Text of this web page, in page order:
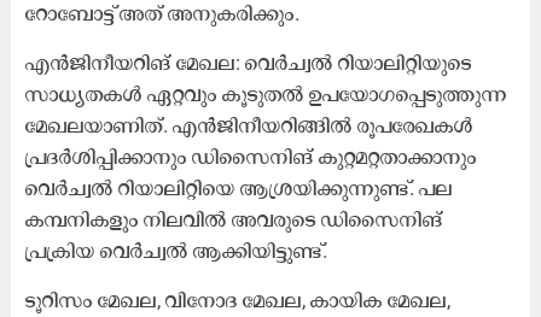
റോബോട്ട് അത് അനുകരിക്കും.
എൻജിനീയറിങ് മേഖല: വെർച്വൽ റിയാലിറ്റിയുടെ
സാധ്യതകൾ ഏറ്റവും കൂടുതൽ ഉപയോഗപ്പെടുത്തുന്ന
മേഖലയാണിത്. എൻജിനീയറിങ്ങിൽ രൂപരേഖകൾ
പ്രദർശിപ്പിക്കാനും ഡിസൈനിങ് കുറ്റമറ്റതാക്കാനും
വെർച്വൽ റിയാലിറ്റിയെ ആശ്രയിക്കുന്നുണ്ട്. പല
കമ്പനികളും നിലവിൽ അവരുടെ ഡിസൈനിങ്
പ്രക്രിയ വെർച്വൽ ആക്കിയിട്ടുണ്ട്.
ടൂറിസം മേഖല, വിനോദ മേഖല, കായിക മേഖല,